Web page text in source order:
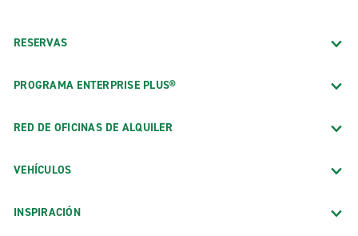
RESERVAS
PROGRAMA ENTERPRISE PLUS®
RED DE OFICINAS DE ALQUILER
VEHÍCULOS
INSPIRACIÓN